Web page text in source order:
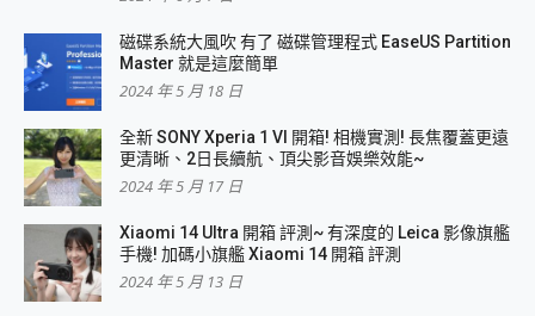
磁碟系統大風吹 有了 磁碟管理程式 EaseUS Partition
Master 就是這麼簡單
2024 年 5 月 18 日
全新 SONY Xperia 1 VI 開箱! 相機實測! 長焦覆蓋更遠
更清晰、2日長續航、頂尖影音娛樂效能~
2024 年 5 月 17 日
Xiaomi 14 Ultra 開箱 評測~ 有深度的 Leica 影像旗艦
手機! 加碼小旗艦 Xiaomi 14 開箱 評測
2024 年 5 月 13 日